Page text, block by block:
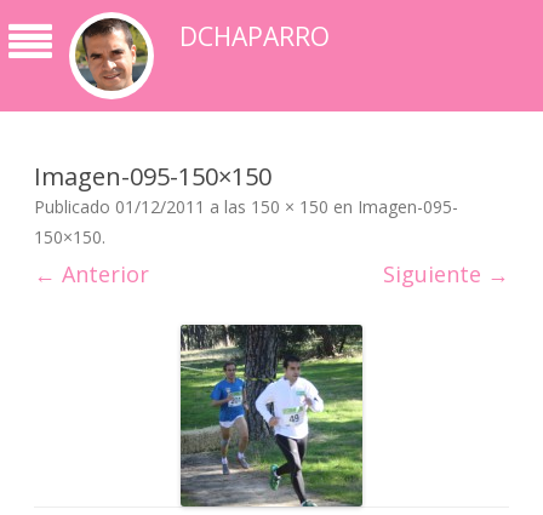
DCHAPARRO
Imagen-095-150×150
Publicado 01/12/2011 a las 150 × 150 en Imagen-095-
150×150.
← Anterior Siguiente →